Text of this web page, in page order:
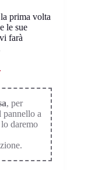
prima volta
e le sue
vi farà
, per
a
daremo